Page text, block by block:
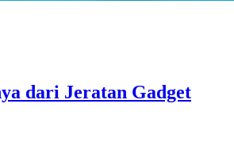
dari Jeratan Gadget